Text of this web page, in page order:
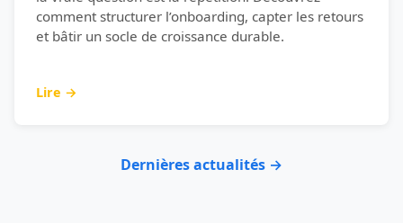
comment structurer l’onboarding, capter les retours
et bâtir un socle de croissance durable.
Lire →
Dernières actualités →